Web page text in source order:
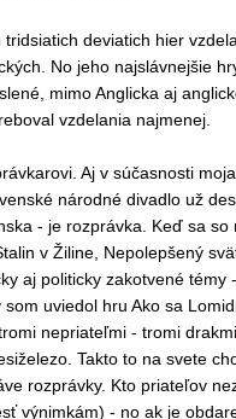
deviatich hier
No jeho najslávnejšie
mimo Anglicka aj
vzdelania najmenej.
Aj v súčasnosti
národné divadlo už
- je rozprávka. Keď sa so
v Žiline, Nepolepšený
aj politicky zakotvené témy
uviedol hru Ako sa
nepriateľmi - tromi
Takto to na svete
rozprávky. Kto priateľov
výnimkám) - no ak je